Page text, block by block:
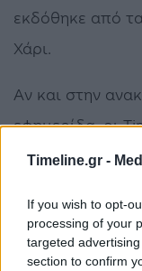
Timeline.gr -
If you wish to opt-
processing of your
targeted
section to confirm
εκδόθηκε από
Χάρι.
Αν και στην
εφημερίδα, οι
«στάση
υποδέχθηκε